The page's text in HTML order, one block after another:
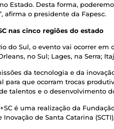
Estado. Desta forma,
afirma o presidente da Fapesc.
nas cinco regiões do estado
do Sul, o evento vai ocorrer em
no Sul; Lages, na Serra;
da tecnologia e da
para que ocorram trocas
talentos e o desenvolvimento
é uma realização da
Inovação de Santa Catarina